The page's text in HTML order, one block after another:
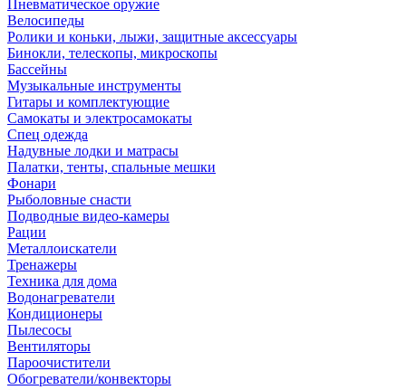
Пневматическое оружие
Велосипеды
Ролики и коньки, лыжи, защитные аксессуары
Бинокли, телескопы, микроскопы
Бассейны
Музыкальные инструменты
Гитары и комплектующие
Самокаты и электросамокаты
Спец одежда
Надувные лодки и матрасы
Палатки, тенты, спальные мешки
Фонари
Рыболовные снасти
Подводные видео-камеры
Рации
Металлоискатели
Тренажеры
Техника для дома
Водонагреватели
Кондиционеры
Пылесосы
Вентиляторы
Пароочистители
Обогреватели/конвекторы